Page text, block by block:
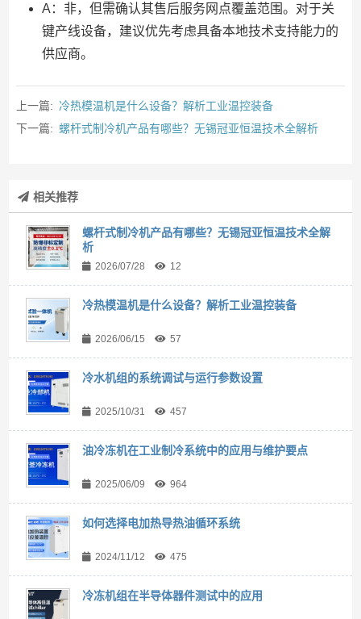
A：非，但需确认其售后服务网点覆盖范围。对于关
键产线设备，建议优先考虑具备本地技术支持能力的
供应商。
上一篇: 冷热模温机是什么设备？解析工业温控装备
下一篇: 螺杆式制冷机产品有哪些？无锡冠亚恒温技术全解析
相关推荐
螺杆式制冷机产品有哪些？无锡冠亚恒温技术全解
析
2026/07/28 12
冷热模温机是什么设备？解析工业温控装备
2026/06/15 57
冷水机组的系统调试与运行参数设置
2025/10/31 457
油冷冻机在工业制冷系统中的应用与维护要点
2025/06/09 964
如何选择电加热导热油循环系统
2024/11/12 475
冷冻机组在半导体器件测试中的应用